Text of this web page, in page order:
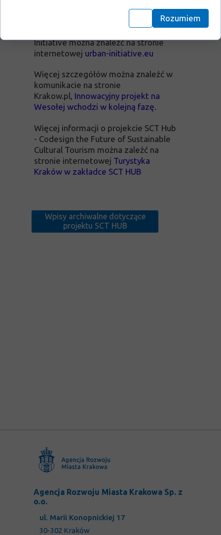
Wpisy archiwalne dotyczące
projektu SCT HUB
Więcej informacji o projekcie SCT Hub
- Codesign the Future of Sustainable
Cultural Tourism można zaleźć na
stronie internetowej Turystyka
Kraków w zakładce SCT HUB
Więcej szczegółów można znaleźć w
komunikacie na stronie
Krakow.pl, Innowacyjny projekt na
Wesołej wchodzi w kolejną fazę.
Initiative można znaleźć na stronie
internetowej urban-initiative.eu
ul. Marii Konopnickiej 17
30-302 Kraków
Agencja Rozwoju Miasta Krakowa Sp. z
o.o.
Rozumiem